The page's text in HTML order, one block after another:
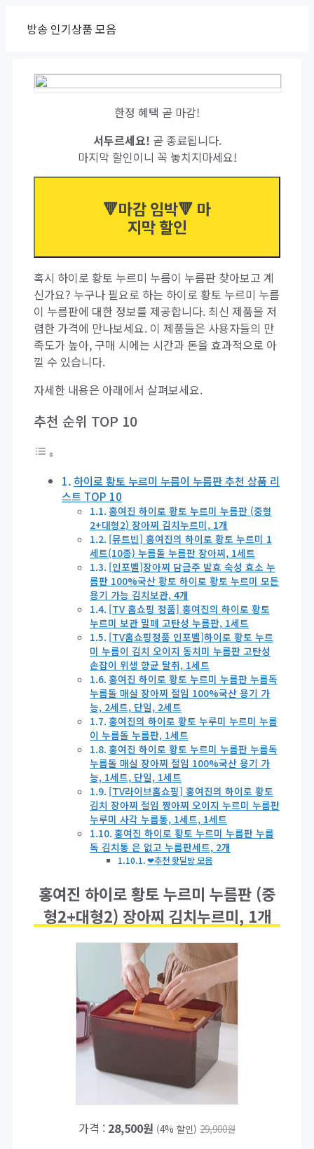
방송 인기상품 모음
한정 혜택 곧 마감!
서두르세요! 곧 종료됩니다.
마지막 할인이니 꼭 놓치지마세요!
🔻마감 임박🔻 마
지막 할인
혹시 하이로 황토 누르미 누름이 누름판 찾아보고 계
신가요? 누구나 필요로 하는 하이로 황토 누르미 누름
이 누름판에 대한 정보를 제공합니다. 최신 제품을 저
렴한 가격에 만나보세요. 이 제품들은 사용자들의 만
족도가 높아, 구매 시에는 시간과 돈을 효과적으로 아
낄 수 있습니다.
자세한 내용은 아래에서 살펴보세요.
추천 순위 TOP 10
하이로 황토 누르미 누름이 누름판 추천 상품 리
스트 TOP 10
홍여진 하이로 황토 누르미 누름판 (중형
2+대형2) 장아찌 김치누르미, 1개
[뮤트빈] 홍여진의 하이로 황토 누르미 1
세트(10종) 누름돌 누름판 장아찌, 1세트
[인포벨]장아찌 담금주 발효 숙성 효소 누
름판 100%국산 황토 하이로 황토 누르미 모든
용기 가능 김치보관, 4개
[TV 홈쇼핑 정품] 홍여진의 하이로 황토
누르미 보관 밀폐 고탄성 누름판, 1세트
[TV홈쇼핑정품 인포벨]하이로 황토 누르
미 누름이 김치 오이지 동치미 누름판 고탄성
손잡이 위생 향균 탈취, 1세트
홍여진 하이로 황토 누르미 누름판 누름독
누름돌 매실 장아찌 절임 100%국산 용기 가
능, 2세트, 단일, 2세트
홍여진의 하이로 황토 누루미 누르미 누름
이 누름돌 누름판, 1세트
홍여진 하이로 황토 누르미 누름판 누름독
누름돌 매실 장아찌 절임 100%국산 용기 가
능, 1세트, 단일, 1세트
[TV라이브홈쇼핑] 홍여진의 하이로 황토
김치 장아찌 절임 짱아찌 오이지 누르미 누름판
누루미 사각 누름통, 1세트, 1세트
홍여진 하이로 황토 누르미 누름판 누름
독 김치통 은 없고 누름판세트, 2개
❤추천 핫딜방 모음
홍여진 하이로 황토 누르미 누름판 (중
형2+대형2) 장아찌 김치누르미, 1개
가격 : 28,500원 (4% 할인) 29,900원